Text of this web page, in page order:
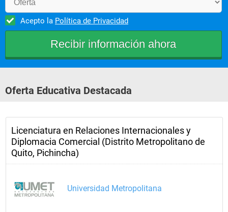
Acepto la Política de Privacidad
Oferta Educativa Destacada
Licenciatura en Relaciones Internacionales y
Diplomacia Comercial (Distrito Metropolitano de
Quito, Pichincha)
Universidad Metropolitana